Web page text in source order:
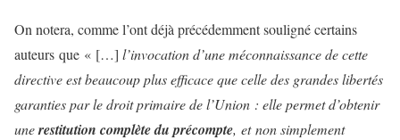
On notera, comme l’ont déjà précédemment souligné certains
auteurs que « […] l’invocation d’une méconnaissance de cette
directive est beaucoup plus efficace que celle des grandes libertés
garanties par le droit primaire de l’Union : elle permet d’obtenir
unerestitution complète du précompte, et non simplement